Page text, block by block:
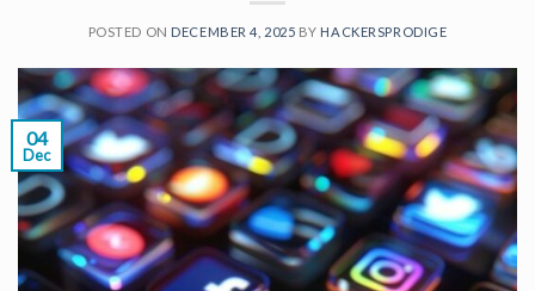
POSTED ON DECEMBER 4, 2025 BY HACKERSPRODIGE
04
Dec